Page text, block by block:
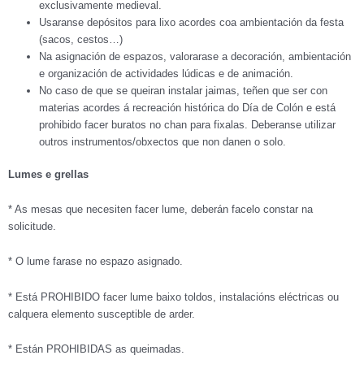
exclusivamente medieval.
Usaranse depósitos para lixo acordes coa ambientación da festa
(sacos, cestos…)
Na asignación de espazos, valorarase a decoración, ambientación
e organización de actividades lúdicas e de animación.
No caso de que se queiran instalar jaimas, teñen que ser con
materias acordes á recreación histórica do Día de Colón e está
prohibido facer buratos no chan para fixalas. Deberanse utilizar
outros instrumentos/obxectos que non danen o solo.
Lumes e grellas
* As mesas que necesiten facer lume, deberán facelo constar na
solicitude.
* O lume farase no espazo asignado.
* Está PROHIBIDO facer lume baixo toldos, instalacións eléctricas ou
calquera elemento susceptible de arder.
* Están PROHIBIDAS as queimadas.